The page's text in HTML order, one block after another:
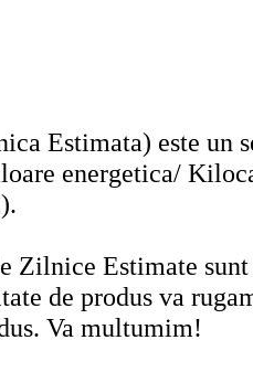
Estimata) este
energetica/
Zilnice Estimate
de produs va
Va multumim!